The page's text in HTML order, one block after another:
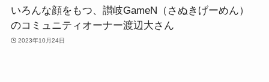
いろんな顔をもつ、讃岐GameN（さぬきげーめん）
のコミュニティオーナー渡辺大さん
2023年10月24日